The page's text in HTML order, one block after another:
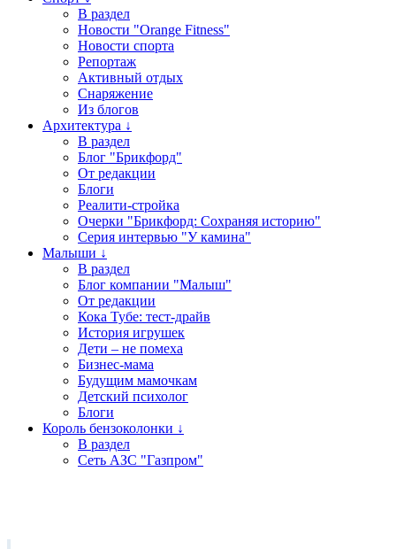
В раздел
Новости "Orange Fitness"
Новости спорта
Репортаж
Активный отдых
Снаряжение
Из блогов
Архитектура ↓
В раздел
Блог "Брикфорд"
От редакции
Блоги
Реалити-стройка
Очерки "Брикфорд: Сохраняя историю"
Серия интервью "У камина"
Малыши ↓
В раздел
Блог компании "Малыш"
От редакции
Кока Тубе: тест-драйв
История игрушек
Дети – не помеха
Бизнес-мама
Будущим мамочкам
Детский психолог
Блоги
Король бензоколонки ↓
В раздел
Сеть АЗС "Газпром"